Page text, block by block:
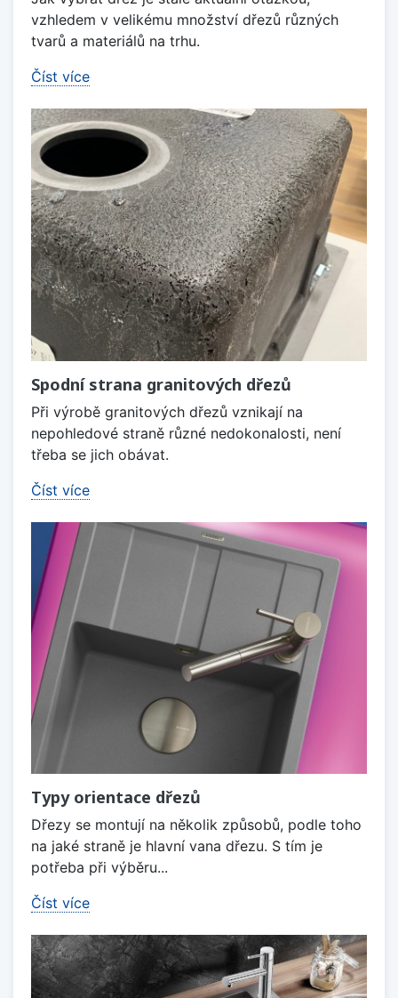
vzhledem v velikému množství dřezů různých
tvarů a materiálů na trhu.
Číst více
Spodní strana granitových dřezů
Při výrobě granitových dřezů vznikají na
nepohledové straně různé nedokonalosti, není
třeba se jich obávat.
Číst více
Typy orientace dřezů
Dřezy se montují na několik způsobů, podle toho
na jaké straně je hlavní vana dřezu. S tím je
potřeba při výběru...
Číst více